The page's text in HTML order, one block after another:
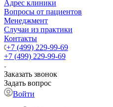
Адрес клиники
Вопросы от пациентов
Менеджмент
Случаи из практики
Контакты
+7 (499) 229-99-69
+7 (499) 229-99-69
Заказать звонок
Задать вопрос
Войти